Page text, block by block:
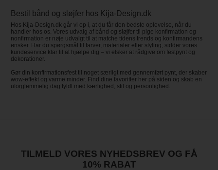
Bestil bånd og sløjfer hos Kija-Design.dk
Hos Kija-Design.dk går vi op i, at du får den bedste oplevelse, når du
handler hos os. Vores udvalg af bånd og sløjfer til pige konfirmation og
nonfirmation er nøje udvalgt til at matche tidens trends og konfirmandens
ønsker. Har du spørgsmål til farver, materialer eller styling, sidder vores
kundeservice klar til at hjælpe dig – vi elsker at rådgive om festpynt og
dekorationer.
Gør din konfirmationsfest til noget særligt med gennemført pynt, der skaber
wow-effekt og varme minder. Find dine favoritter her på siden og skab en
uforglemmelig dag fyldt med kærlighed, stil og personlighed.
TILMELD VORES NYHEDSBREV OG FÅ
10% RABAT